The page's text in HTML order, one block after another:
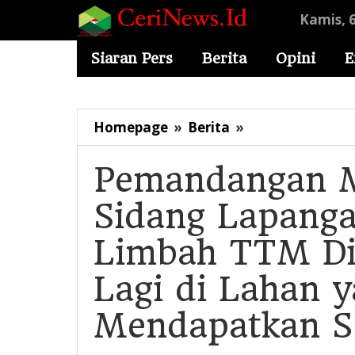
Kamis,
Siaran Pers Berita Opini
Homepage » Berita »
Sidang
Lapangan
Gugatan
LPPHI,
Limbah
TTM
Ditemukan
Muncul
Pemandangan
Sidang
Limbah TTM
Lagi di Lahan
Mendapatkan